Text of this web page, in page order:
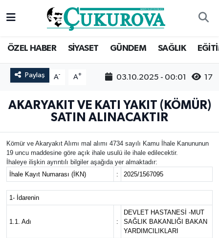
ÖZEL HABER SİYASET GÜNDEM SAĞLIK
Paylaş A- A+ 03.10.2025 - 00:01 17
AKARYAKIT VE KATI YAKIT (KÖMÜR)
SATIN ALINACAKTIR
Kömür ve Akaryakıt Alımı mal alımı 4734 sayılı Kamu İhale Kanununun
19 uncu maddesine göre açık ihale usulü ile ihale edilecektir.
İhaleye ilişkin ayrıntılı bilgiler aşağıda yer almaktadır:
İhale Kayıt Numarası (İKN)
: 2025/1567095
1- İdarenin
1.1. Adı :
DEVLET HASTANESİ -MUT
SAĞLIK BAKANLIĞI BAKAN
YARDIMCILIKLARI
Mersin Hava Durumu
Mersin Trafik Yoğunluk Haritası
Tüm Manşetler